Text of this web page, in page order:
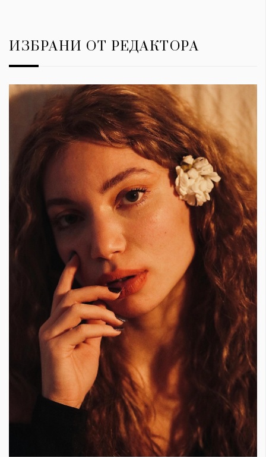
ИЗБРАНИ ОТ РЕДАКТОРА